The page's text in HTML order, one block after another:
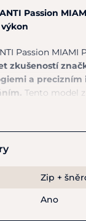
Passion
Passion MIAMI
zkušeností
a precizním
Tento model
kterou je
jemností,
Vnitřní
efekt“, který
Zip +
Ano